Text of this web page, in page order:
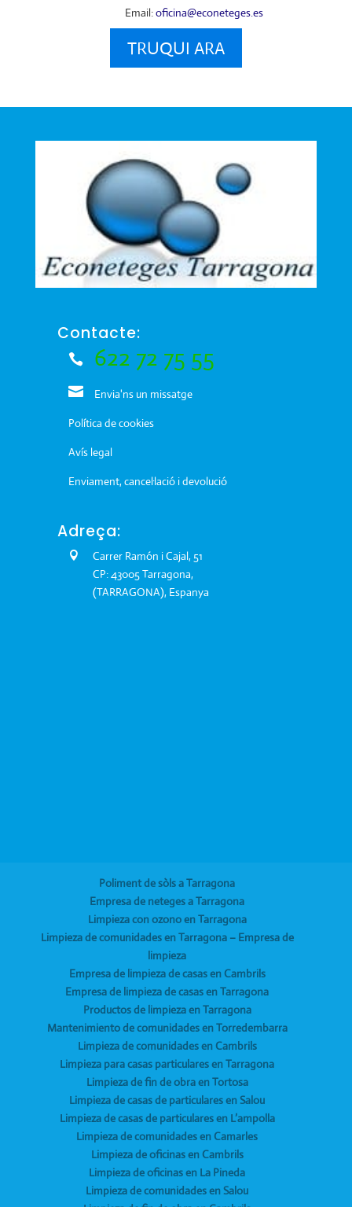
Email:oficina@econeteges.es
TRUQUI ARA
Contacte:
622 72 75 55
Envia'ns un missatge
Política de cookies
Avís legal
Enviament, cancel·lació i devolució
Adreça:
Carrer Ramón i Cajal, 51
CP: 43005 Tarragona,
(TARRAGONA), Espanya
Poliment de sòls a Tarragona
Empresa de neteges a Tarragona
Limpieza con ozono en Tarragona
Limpieza de comunidades en Tarragona – Empresa de
limpieza
Empresa de limpieza de casas en Cambrils
Empresa de limpieza de casas en Tarragona
Productos de limpieza en Tarragona
Mantenimiento de comunidades en Torredembarra
Limpieza de comunidades en Cambrils
Limpieza para casas particulares en Tarragona
Limpieza de fin de obra en Tortosa
Limpieza de casas de particulares en Salou
Limpieza de casas de particulares en L’ampolla
Limpieza de comunidades en Camarles
Limpieza de oficinas en Cambrils
Limpieza de oficinas en La Pineda
Limpieza de comunidades en Salou